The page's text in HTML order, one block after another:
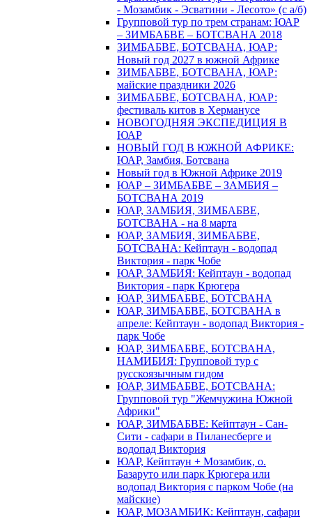
- Мозамбик - Эсватини - Лесото» (с а/б)
Групповой тур по трем странам: ЮАР
– ЗИМБАБВЕ – БОТСВАНА 2018
ЗИМБАБВЕ, БОТСВАНА, ЮАР:
Новый год 2027 в южной Африке
ЗИМБАБВЕ, БОТСВАНА, ЮАР:
майские праздники 2026
ЗИМБАБВЕ, БОТСВАНА, ЮАР:
фестиваль китов в Херманусе
НОВОГОДНЯЯ ЭКСПЕДИЦИЯ В
ЮАР
НОВЫЙ ГОД В ЮЖНОЙ АФРИКЕ:
ЮАР, Замбия, Ботсвана
Новый год в Южной Африке 2019
ЮАР – ЗИМБАБВЕ – ЗАМБИЯ –
БОТСВАНА 2019
ЮАР, ЗАМБИЯ, ЗИМБАБВЕ,
БОТСВАНА - на 8 марта
ЮАР, ЗАМБИЯ, ЗИМБАБВЕ,
БОТСВАНА: Кейптаун - водопад
Виктория - парк Чобе
ЮАР, ЗАМБИЯ: Кейптаун - водопад
Виктория - парк Крюгера
ЮАР, ЗИМБАБВЕ, БОТСВАНА
ЮАР, ЗИМБАБВЕ, БОТСВАНА в
апреле: Кейптаун - водопад Виктория -
парк Чобе
ЮАР, ЗИМБАБВЕ, БОТСВАНА,
НАМИБИЯ: Групповой тур с
русскоязычным гидом
ЮАР, ЗИМБАБВЕ, БОТСВАНА:
Групповой тур "Жемчужина Южной
Африки"
ЮАР, ЗИМБАБВЕ: Кейптаун - Сан-
Сити - сафари в Пиланесберге и
водопад Виктория
ЮАР, Кейптаун + Мозамбик, о.
Базаруто или парк Крюгера или
водопад Виктория с парком Чобе (на
майские)
ЮАР, МОЗАМБИК: Кейптаун, сафари